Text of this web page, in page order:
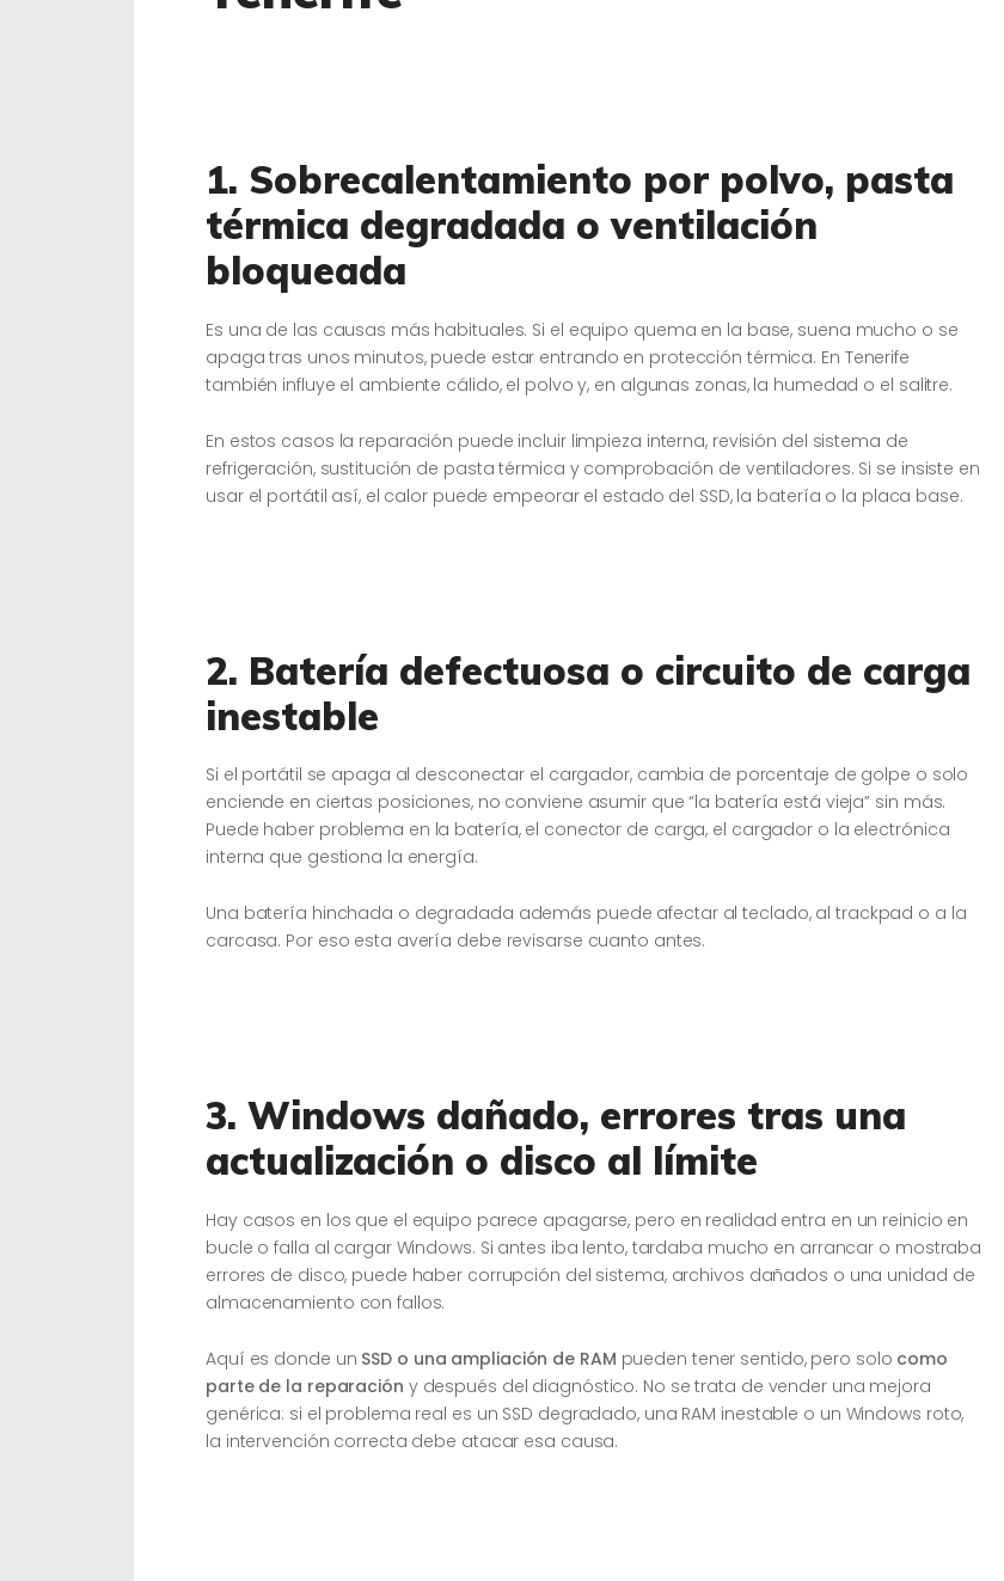
1. Sobrecalentamiento por polvo, pasta
térmica degradada o ventilación
bloqueada
Es una de las causas más habituales. Si el equipo quema en la base, suena mucho o se
apaga tras unos minutos, puede estar entrando en protección térmica. En Tenerife
también influye el ambiente cálido, el polvo y, en algunas zonas, la humedad o el salitre.
En estos casos la reparación puede incluir limpieza interna, revisión del sistema de
refrigeración, sustitución de pasta térmica y comprobación de ventiladores. Si se insiste en
usar el portátil así, el calor puede empeorar el estado del SSD, la batería o la placa base.
2. Batería defectuosa o circuito de carga
inestable
Si el portátil se apaga al desconectar el cargador, cambia de porcentaje de golpe o solo
enciende en ciertas posiciones, no conviene asumir que “la batería está vieja” sin más.
Puede haber problema en la batería, el conector de carga, el cargador o la electrónica
interna que gestiona la energía.
Una batería hinchada o degradada además puede afectar al teclado, al trackpad o a la
carcasa. Por eso esta avería debe revisarse cuanto antes.
3. Windows dañado, errores tras una
actualización o disco al límite
Hay casos en los que el equipo parece apagarse, pero en realidad entra en un reinicio en
bucle o falla al cargar Windows. Si antes iba lento, tardaba mucho en arrancar o mostraba
errores de disco, puede haber corrupción del sistema, archivos dañados o una unidad de
almacenamiento con fallos.
Aquí es donde un SSD o una ampliación de RAM pueden tener sentido, pero solo como
parte de la reparación y después del diagnóstico. No se trata de vender una mejora
genérica: si el problema real es un SSD degradado, una RAM inestable o un Windows roto,
la intervención correcta debe atacar esa causa.